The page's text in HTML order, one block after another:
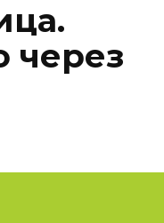
через